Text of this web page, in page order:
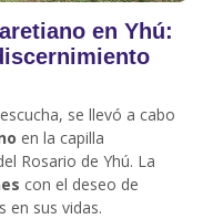
en Yhú:
se llevó a cabo
en la capilla
Rosario de Yhú. La
con el deseo de
en sus vidas.